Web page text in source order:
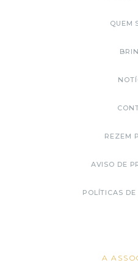
QUEM
REZEM
AVISO DE
POLÍTICAS
A